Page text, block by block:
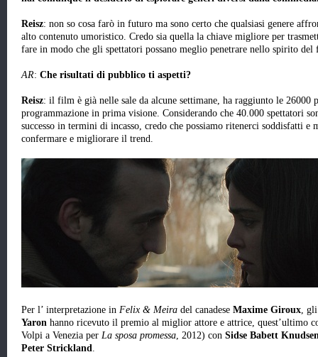
Reisz: non so cosa farò in futuro ma sono certo che qualsiasi genere
alto contenuto umoristico. Credo sia quella la chiave migliore per
fare in modo che gli spettatori possano meglio penetrare nello spirito
AR: Che risultati di pubblico ti aspetti?
Reisz: il film è già nelle sale da alcune settimane, ha raggiunto le 26000
programmazione in prima visione. Considerando che 40.000 spettatori
successo in termini di incasso, credo che possiamo ritenerci soddisfatti e
confermare e migliorare il trend.
Per l’ interpretazione in Felix & Meira del canadese Maxime Giroux,
Yaron hanno ricevuto il premio al miglior attore e attrice, quest’ultimo
Volpi a Venezia per La sposa promessa, 2012) con Sidse Babett
Peter Strickland.